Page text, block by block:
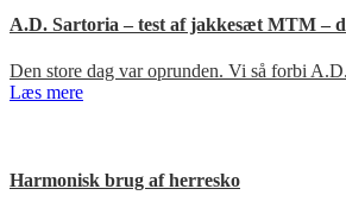
A.D. Sartoria – test af jakkesæt MTM –
Den store dag var oprunden. Vi så forbi
Læs mere
Harmonisk brug af herresko